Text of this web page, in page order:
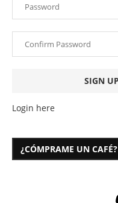
Login here
¿CÓMPRAME UN CAFÉ?